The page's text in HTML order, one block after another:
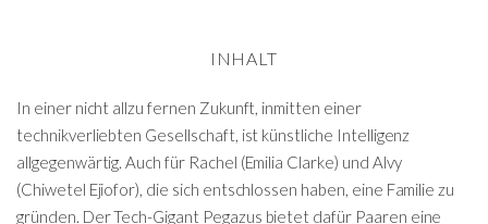
INHALT
In einer nicht allzu fernen Zukunft, inmitten einer
technikverliebten Gesellschaft, ist künstliche Intelligenz
allgegenwärtig. Auch für Rachel (Emilia Clarke) und Alvy
(Chiwetel Ejiofor), die sich entschlossen haben, eine Familie zu
gründen. Der Tech-Gigant Pegazus bietet dafür Paaren eine